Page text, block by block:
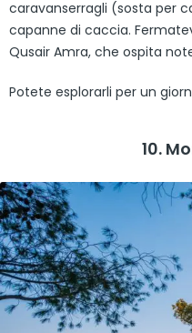
caravanserragli (sosta per
capanne di caccia.
Qusair Amra, che ospita
Potete esplorarli per un
10.